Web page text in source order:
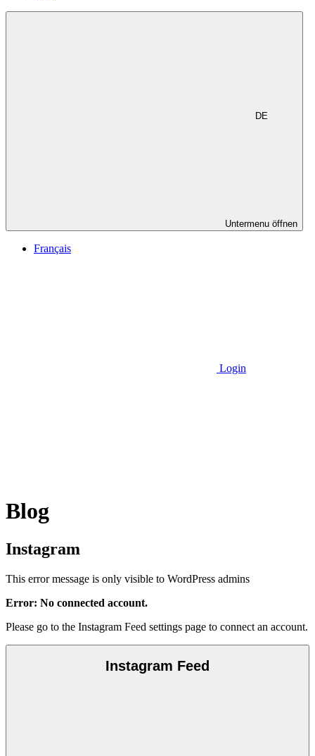
DE
Untermenu öffnen
Français
Login
Blog
Instagram
This error message is only visible to WordPress admins
Error: No connected account.
Please go to the Instagram Feed settings page to connect an account.
Instagram Feed